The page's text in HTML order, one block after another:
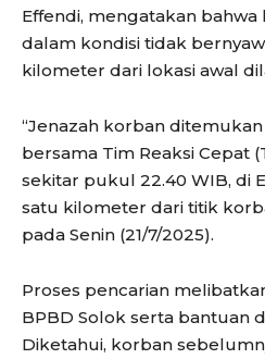
Effendi, mengatakan
dalam kondisi tidak
kilometer dari lokasi awal
“Jenazah korban
bersama Tim Reaksi Cepat
sekitar pukul 22.40 WIB, di
satu kilometer dari titik
pada Senin (21/7/2025).
Proses pencarian
BPBD Solok serta bantuan
Diketahui, korban